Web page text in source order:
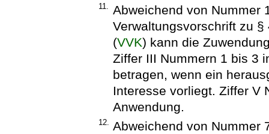
11. Abweichend von Nummer
Verwaltungsvorschrift zu
(VVK) kann die
Ziffer III Nummern 1 bis 3
betragen, wenn ein
Interesse vorliegt. Ziffer V
Anwendung.
12. Abweichend von Nummer